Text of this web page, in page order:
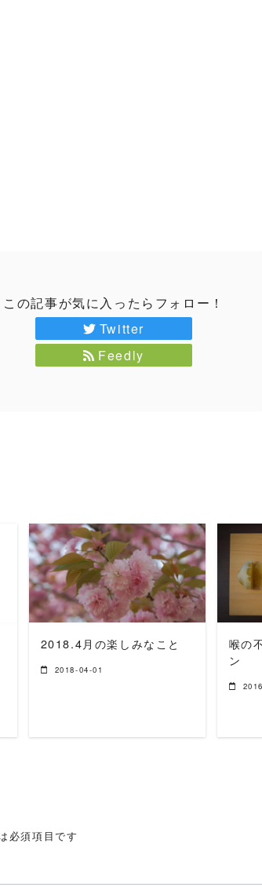
この記事が気に入ったらフォロー！
Twitter
Feedly
READ MORE
2018.4月の楽しみなこと
2018-04-01
喉の
ン
必須項目です